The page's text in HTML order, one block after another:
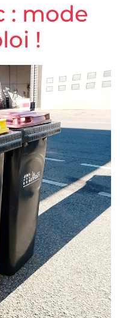
: mode
!